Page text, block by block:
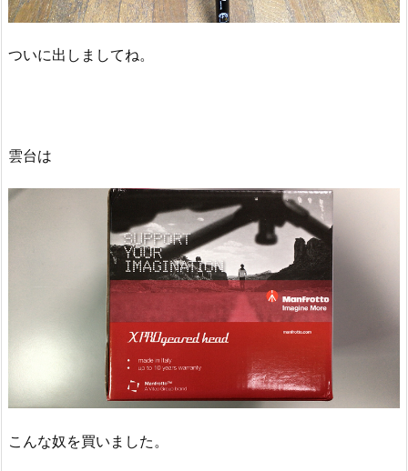
ついに出しましてね。
雲台は
こんな奴を買いました。